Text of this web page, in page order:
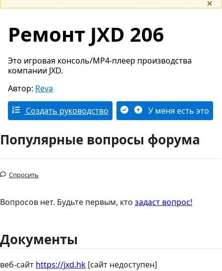
Ремонт JXD 206
Это игровая консоль/MP4-плеер производства
компании JXD.
Автор: Reva
Создать руководство У меня есть это
Популярные вопросы форума
Спросить
Вопросов нет. Будьте первым, кто задаст вопрос!
Документы
веб-сайт https://jxd.hk [сайт недоступен]